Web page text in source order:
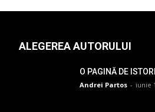
ALEGEREA AUTORULUI
O PAGINĂ DE
Andrei Partos - iunie